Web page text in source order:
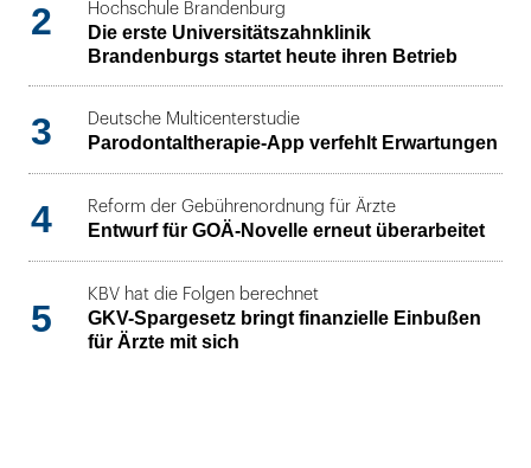
2 Hochschule Brandenburg
Die erste Universitätszahnklinik
Brandenburgs startet heute ihren Betrieb
3 Deutsche Multicenterstudie
Parodontaltherapie-App verfehlt Erwartungen
4 Reform der Gebührenordnung für Ärzte
Entwurf für GOÄ-Novelle erneut überarbeitet
5
KBV hat die Folgen berechnet
GKV-Spargesetz bringt finanzielle Einbußen
für Ärzte mit sich